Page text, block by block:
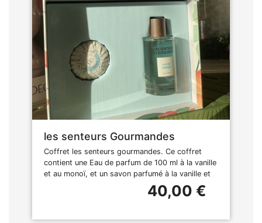
les senteurs Gourmandes
Coffret les senteurs gourmandes. Ce coffret
contient une Eau de parfum de 100 ml à la vanille
et au monoï, et un savon parfumé à la vanille et
40,00 €